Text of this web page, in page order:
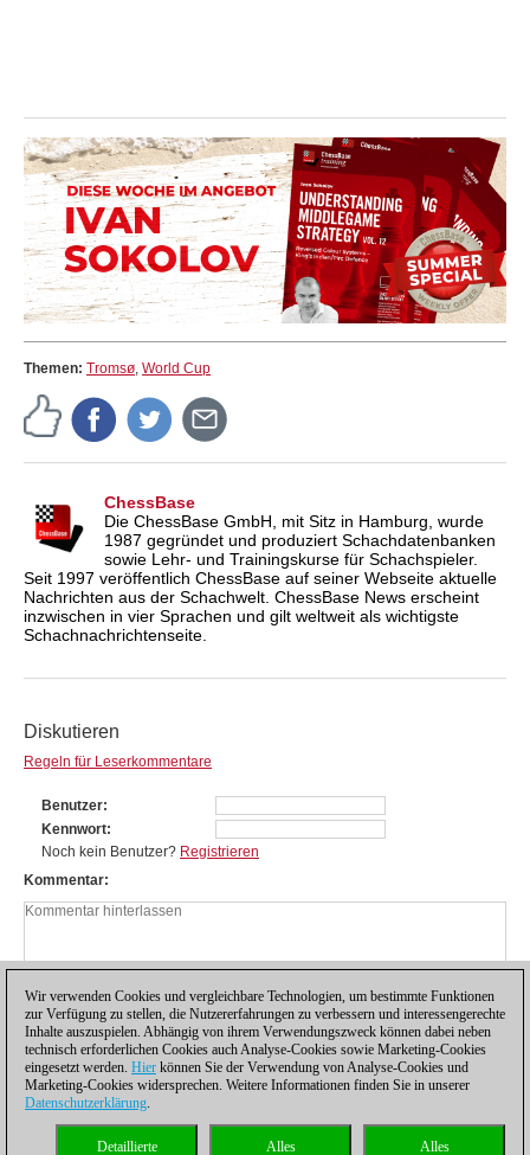
Themen: Tromsø, World Cup
ChessBase
Die ChessBase GmbH, mit Sitz in Hamburg, wurde
1987 gegründet und produziert Schachdatenbanken
sowie Lehr- und Trainingskurse für Schachspieler.
Seit 1997 veröffentlich ChessBase auf seiner Webseite aktuelle
Nachrichten aus der Schachwelt. ChessBase News erscheint
inzwischen in vier Sprachen und gilt weltweit als wichtigste
Schachnachrichtenseite.
Diskutieren
Regeln für Leserkommentare
Benutzer
Kennwort
Noch kein Benutzer? Registrieren
Kommentar
Datenschutzhinweis| Kontakt| |Lizenzen
Wir verwenden Cookies und vergleichbare Technologien, um bestimmte Funktionen
zur Verfügung zu stellen, die Nutzererfahrungen zu verbessern und interessengerechte
Inhalte auszuspielen. Abhängig von ihrem Verwendungszweck können dabei neben
technisch erforderlichen Cookies auch Analyse-Cookies sowie Marketing-Cookies
eingesetzt werden. Hier können Sie der Verwendung von Analyse-Cookies und
Marketing-Cookies widersprechen. Weitere Informationen finden Sie in unserer
Datenschutzerklärung.
Alles
Alles
Detaillierte